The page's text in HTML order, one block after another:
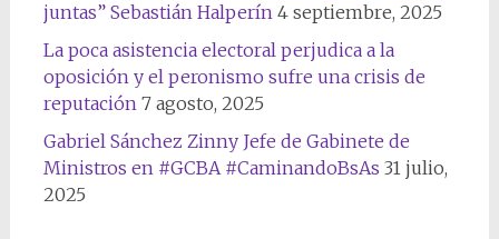
juntas” Sebastián Halperín 4 septiembre, 2025
La poca asistencia electoral perjudica a la
oposición y el peronismo sufre una crisis de
reputación 7 agosto, 2025
Gabriel Sánchez Zinny Jefe de Gabinete de
Ministros en #GCBA #CaminandoBsAs 31 julio,
2025